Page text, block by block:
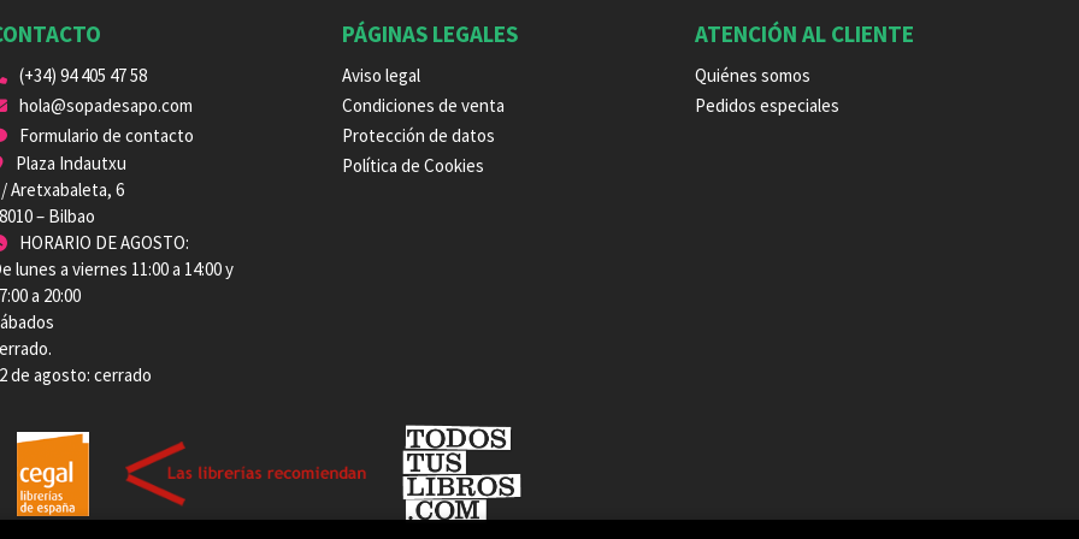
(+34) 94 405 47 58
hola@sopadesapo.com
Formulario de contacto
Plaza Indautxu
Aretxabaleta, 6
– Bilbao
HORARIO DE AGOSTO:
lunes a viernes 11:00 a 14:00 y
a 20:00
de agosto: cerrado
PÁGINAS LEGALES
Aviso legal
Condiciones de venta
Protección de datos
Política de Cookies
ATENCIÓN AL CLIENTE
Quiénes somos
Pedidos especiales